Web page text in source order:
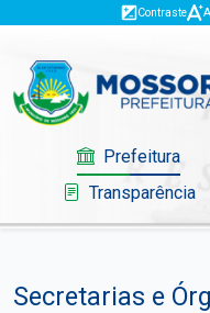
Contraste
Prefeitura
Transparência
Governo
Secretarias e